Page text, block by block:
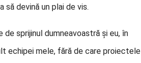
devină un plai de vis.
de sprijinul dumneavoastră și eu, în
echipei mele, fără de care proiectele